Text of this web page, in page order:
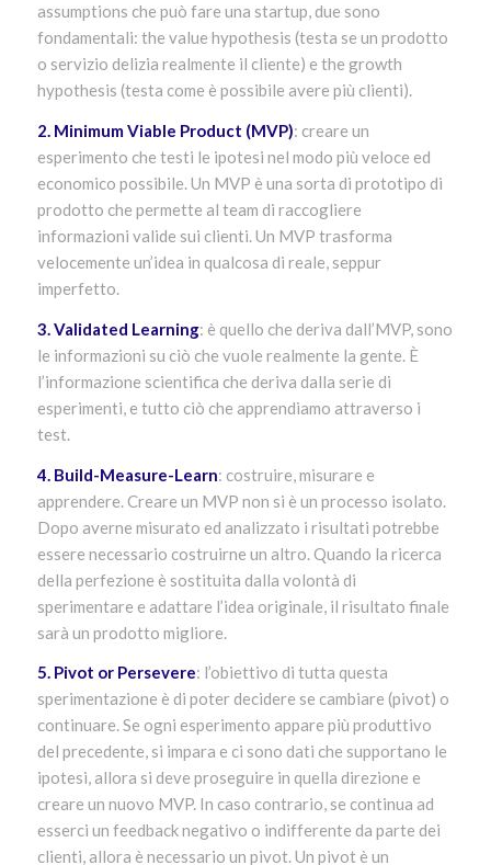
assumptions che può fare una startup, due sono
fondamentali: the value hypothesis (testa se un prodotto
o servizio delizia realmente il cliente) e the growth
hypothesis (testa come è possibile avere più clienti).
2. Minimum Viable Product (MVP): creare un
esperimento che testi le ipotesi nel modo più veloce ed
economico possibile. Un MVP è una sorta di prototipo di
prodotto che permette al team di raccogliere
informazioni valide sui clienti. Un MVP trasforma
velocemente un’idea in qualcosa di reale, seppur
imperfetto.
3. Validated Learning: è quello che deriva dall’MVP, sono
le informazioni su ciò che vuole realmente la gente. È
l’informazione scientifica che deriva dalla serie di
esperimenti, e tutto ciò che apprendiamo attraverso i
test.
4. Build-Measure-Learn: costruire, misurare e
apprendere. Creare un MVP non si è un processo isolato.
Dopo averne misurato ed analizzato i risultati potrebbe
essere necessario costruirne un altro. Quando la ricerca
della perfezione è sostituita dalla volontà di
sperimentare e adattare l’idea originale, il risultato finale
sarà un prodotto migliore.
5. Pivot or Persevere: l’obiettivo di tutta questa
sperimentazione è di poter decidere se cambiare (pivot) o
continuare. Se ogni esperimento appare più produttivo
del precedente, si impara e ci sono dati che supportano le
ipotesi, allora si deve proseguire in quella direzione e
creare un nuovo MVP. In caso contrario, se continua ad
esserci un feedback negativo o indifferente da parte dei
clienti, allora è necessario un pivot. Un pivot è un